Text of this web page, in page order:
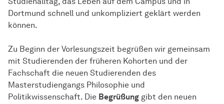
Dortmund schnell und unkompliziert geklärt werden
können.
Zu Beginn der Vorlesungszeit begrüßen wir gemeinsam
mit Studierenden der früheren Kohorten und der
Fachschaft die neuen Studierenden des
Masterstudiengangs Philosophie und
Politikwissenschaft. Die Begrüßung gibt den neuen